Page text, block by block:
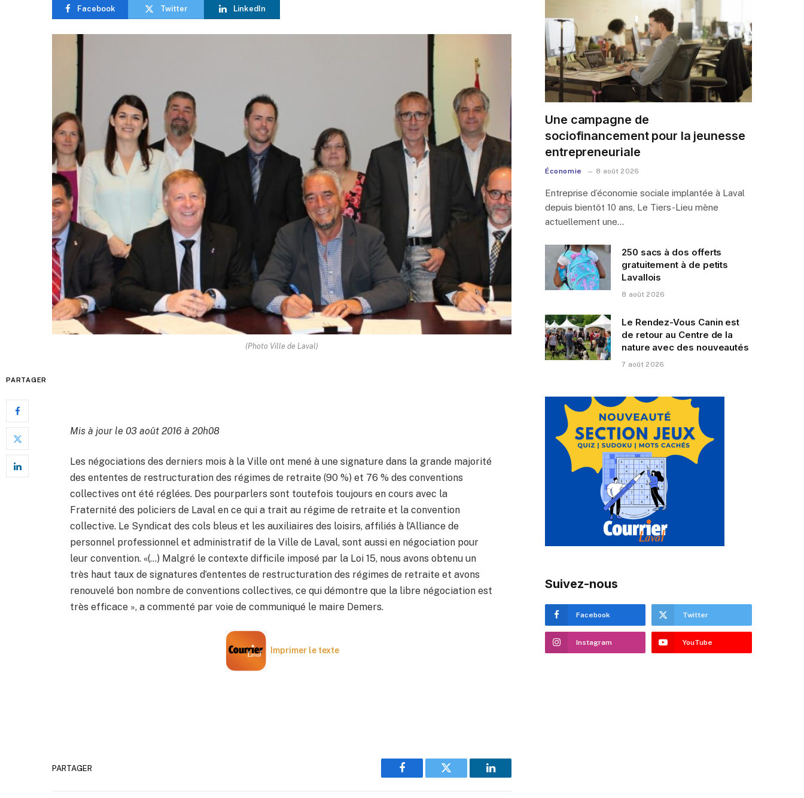
Facebook Twitter LinkedIn
(Photo Ville de Laval)
PARTAGER
Mis à jour le 03 août 2016 à 20h08
Les négociations des derniers mois à la Ville ont mené à une signature dans la grande majorité
des ententes de restructuration des régimes de retraite (90 %) et 76 % des conventions
collectives ont été réglées. Des pourparlers sont toutefois toujours en cours avec la
Fraternité des policiers de Laval en ce qui a trait au régime de retraite et la convention
collective. Le Syndicat des cols bleus et les auxiliaires des loisirs, affiliés à l’Alliance de
personnel professionnel et administratif de la Ville de Laval, sont aussi en négociation pour
leur convention. «(…) Malgré le contexte difficile imposé par la Loi 15, nous avons obtenu un
très haut taux de signatures d’ententes de restructuration des régimes de retraite et avons
renouvelé bon nombre de conventions collectives, ce qui démontre que la libre négociation est
très efficace », a commenté par voie de communiqué le maire Demers.
Imprimer le texte
PARTAGER
Facebook Twitter LinkedIn
Une campagne de
sociofinancement pour la jeunesse
entrepreneuriale
Économie 8 août 2026
Entreprise d’économie sociale implantée à Laval
depuis bientôt 10 ans, Le Tiers-Lieu mène
actuellement une…
250 sacs à dos offerts
gratuitement à de petits
Lavallois
8 août 2026
Le Rendez-Vous Canin est
de retour au Centre de la
nature avec des nouveautés
7 août 2026
Suivez-nous
Facebook Twitter
Instagram YouTube